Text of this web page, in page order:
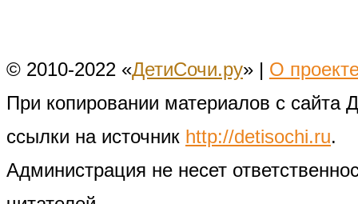
© 2010-2022 «ДетиСочи.ру» | О
При копировании материалов с сайта
ссылки на источник http://detisochi.ru.
Администрация не несет